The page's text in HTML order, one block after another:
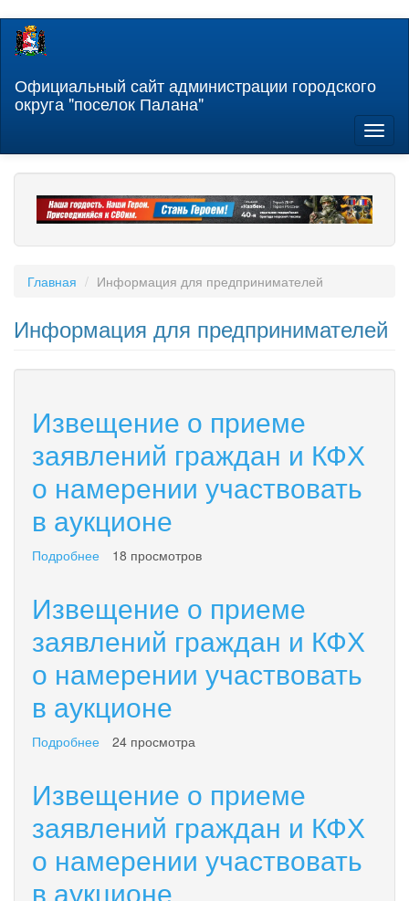
Перейти
содержанию
Официальный сайт администрации городского
округа "поселок Палана"
Главная Информация для предпринимателей
Информация для предпринимателей
Извещение о приеме
заявлений граждан и КФХ
о намерении участвовать
в аукционе
Подробнее
приеме
заявлений
граждан
КФХ
о
намерении
участвовать
18 просмотров
Извещение о приеме
заявлений граждан и КФХ
о намерении участвовать
в аукционе
Подробнее
приеме
заявлений
граждан
КФХ
о
24 просмотра
Извещение о приеме
заявлений граждан и КФХ
о намерении участвовать
в аукционе